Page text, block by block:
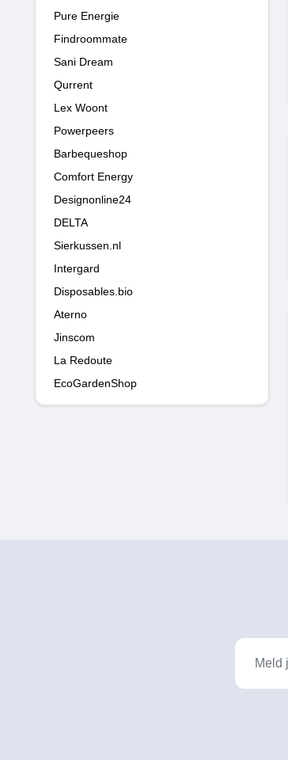
Pure Energie
Findroommate
Sani Dream
Qurrent
Lex Woont
Powerpeers
Barbequeshop
Comfort Energy
Designonline24
DELTA
Sierkussen.nl
Intergard
Disposables.bio
Aterno
Jinscom
La Redoute
EcoGardenShop